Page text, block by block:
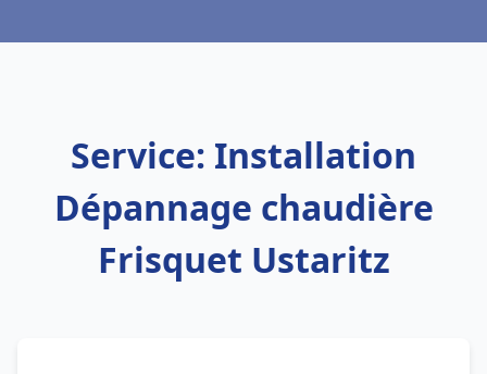
Service: Installation
Dépannage chaudière
Frisquet Ustaritz